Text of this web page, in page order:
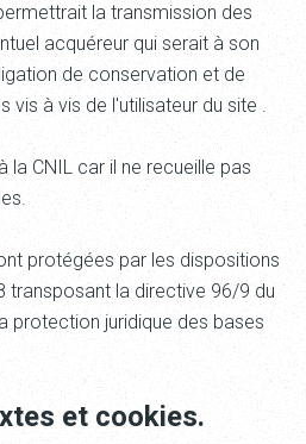
la transmission des
acquéreur qui serait à son
de conservation et de
vis à vis de l'utilisateur du site .
la CNIL car il ne recueille pas
protégées par les dispositions
transposant la directive 96/9 du
protection juridique des bases
et cookies.